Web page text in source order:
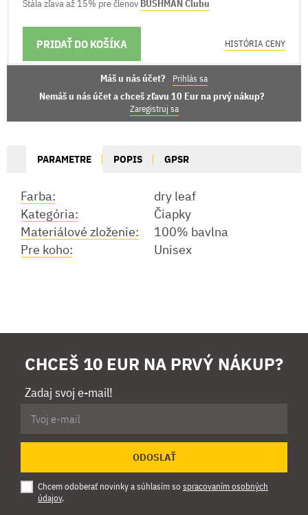
Stála zľava až 15% pre členov BUSHMAN Clubu
PRIDAŤ DO KOŠÍKA
MOŽNOSTI DORUČENIA HISTÓRIA CENY
Máš u nás účet? Prihlás sa
Nemáš u nás účet a chceš zľavu 10 Eur na prvý nákup?
Zaregistruj sa
PARAMETRE POPIS GPSR
Farba:
dry leaf
Kategória:
Čiapky
Materiálové zloženie:
100% bavlna
Pre koho:
Unisex
CHCEŠ 10 EUR NA PRVÝ NÁKUP?
Zadaj svoj e-mail!
ODOSLAŤ
Chcem odoberať novinky a súhlasím so spracovaním osobných
údajov.